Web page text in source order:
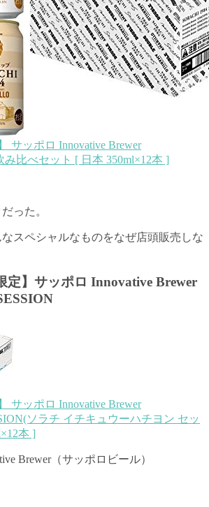
サッポロ Innovative Brewer
み比べセット [ 日本 350ml×12本 ]
った。
スペシャルなものをなぜ店頭販売しな
定】サッポロ Innovative Brewer
サッポロ Innovative Brewer
ソラチ イチキュウーハチヨン セッ
本 ]
Brewer（サッポロビール）